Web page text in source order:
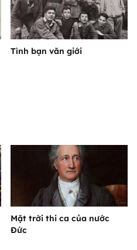
Tình bạn văn giới
Mặt trời thi ca của nước
Đức